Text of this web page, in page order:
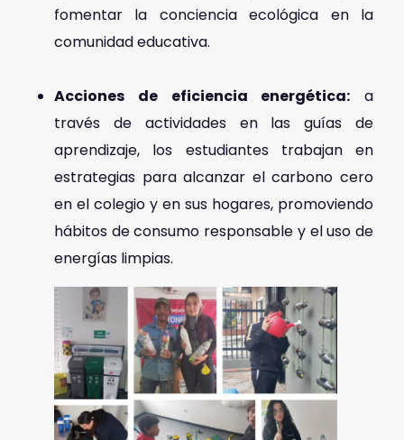
fomentar la conciencia ecológica en la
comunidad educativa.
Acciones de eficiencia energética: a
través de actividades en las guías de
aprendizaje, los estudiantes trabajan en
estrategias para alcanzar el carbono cero
en el colegio y en sus hogares, promoviendo
hábitos de consumo responsable y el uso de
energías limpias.